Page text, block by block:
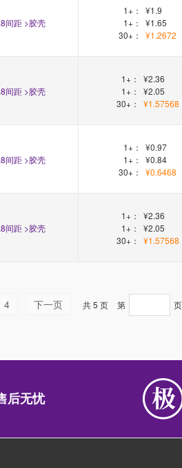
间距 >胶壳
1+：
¥1.9
1+：
¥1.65
30+：
¥1.2672
间距 >胶壳
1+：
¥2.36
1+：
¥2.05
30+：
¥1.57568
间距 >胶壳
1+：
¥0.97
1+：
¥0.84
30+：
¥0.6468
间距 >胶壳
1+：
¥2.36
1+：
¥2.05
30+：
¥1.57568
4 下一页 共 5 页 第 页
后无忧